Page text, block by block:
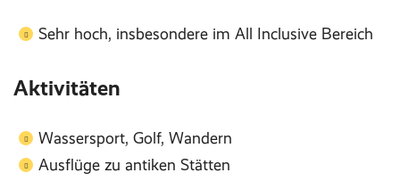
Sehr hoch, insbesondere im All Inclusive Bereich
Aktivitäten
Wassersport, Golf, Wandern
Ausflüge zu antiken Stätten